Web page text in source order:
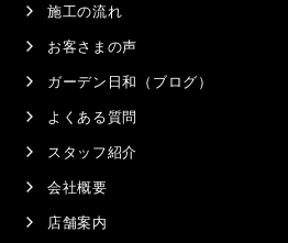
施工の流れ
お客さまの声
ガーデン日和（ブログ）
よくある質問
スタッフ紹介
会社概要
店舗案内